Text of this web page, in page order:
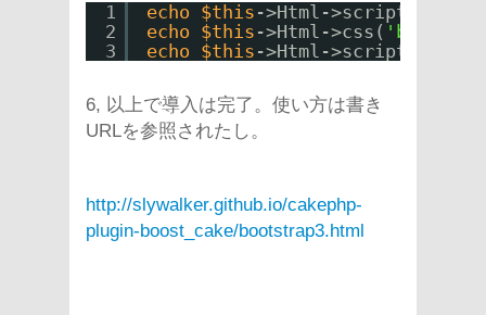
1
2
3
echo $this ->Html->script(
echo $this ->Html->css(
echo $this ->Html->script(
6, 以上で導入は完了。使い方は書き
URLを参照されたし。
http://slywalker.github.io/cakephp-
plugin-boost_cake/bootstrap3.html